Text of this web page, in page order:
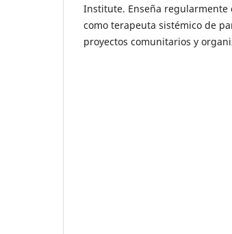
Institute. Enseña regularmente
como terapeuta sistémico de
proyectos comunitarios y